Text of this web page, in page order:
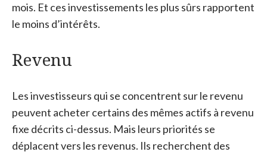
mois. Et ces investissements les plus sûrs rapportent
le moins d’intérêts.
Revenu
Les investisseurs qui se concentrent sur le revenu
peuvent acheter certains des mêmes actifs à revenu
fixe décrits ci-dessus. Mais leurs priorités se
déplacent vers les revenus. Ils recherchent des